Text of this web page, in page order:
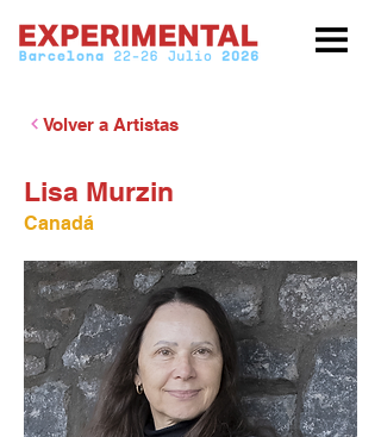
Volver a Artistas
Lisa Murzin
Canadá